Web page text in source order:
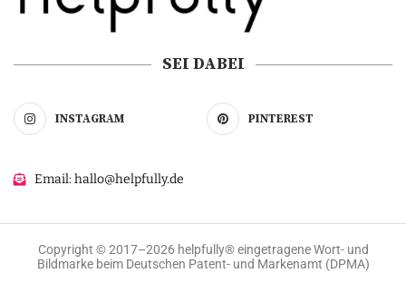
SEI DABEI
INSTAGRAM PINTEREST
Email: hallo@helpfully.de
Copyright © 2017–2026 helpfully® eingetragene Wort- und
Bildmarke beim Deutschen Patent- und Markenamt (DPMA)